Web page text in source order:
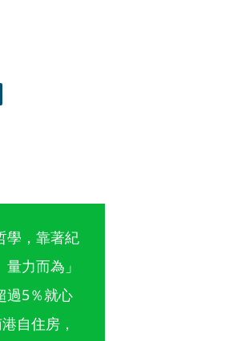
學，靠著紀
力而為」
過5％就心
自住房，